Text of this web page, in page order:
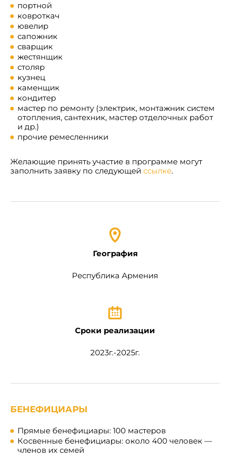
портной
ковроткач
ювелир
сапожник
сварщик
жестянщик
столяр
кузнец
каменщик
кондитер
мастер по ремонту (электрик, монтажник систем
отопления, сантехник, мастер отделочных работ
и др.)
прочие ремесленники
Желающие принять участие в программе могут
заполнить заявку по следующей ссылке.
География
Республика Армения
Сроки реализации
2023г.-2025г.
БЕНЕФИЦИАРЫ
Прямые бенефициары: 100 мастеров
Косвенные бенефициары: около 400 человек —
членов их семей